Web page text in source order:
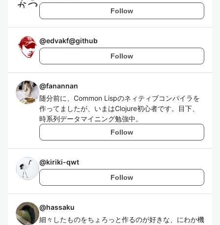
Follow
@edvakf@github
Follow
@fanannan
随分前に、Common Lispのネィティブコンパイラを
作ってましたが、いまはClojure初心者です。目下、
時系列データマイニング勉強中。
Follow
@kiriki-qwt
Follow
@hassaku
細々したものをちょろっと作るのが好きな、にわか機